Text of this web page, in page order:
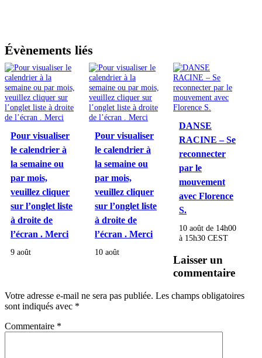
Évènements liés
Pour visualiser
le calendrier à
la semaine ou
par mois,
veuillez cliquer
sur l’onglet liste
à droite de
l’écran . Merci
9 août
Pour visualiser
le calendrier à
la semaine ou
par mois,
veuillez cliquer
sur l’onglet liste
à droite de
l’écran . Merci
10 août
DANSE
RACINE – Se
reconnecter
par le
mouvement
avec Florence
S.
10 août de 14h00
à 15h30 CEST
Laisser un
commentaire
Votre adresse e-mail ne sera pas publiée. Les champs obligatoires
sont indiqués avec *
Commentaire *